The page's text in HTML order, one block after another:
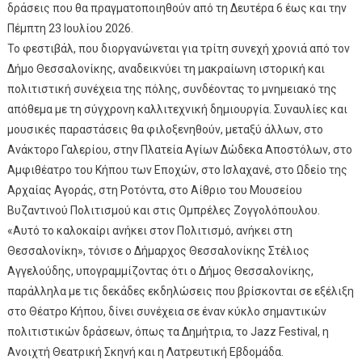
δράσεις που θα πραγματοποιηθούν από τη Δευτέρα 6 έως και την
Πέμπτη 23 Ιουλίου 2026.
Το φεστιβάλ, που διοργανώνεται για τρίτη συνεχή χρονιά από τον
Δήμο Θεσσαλονίκης, αναδεικνύει τη μακραίωνη ιστορική και
πολιτιστική συνέχεια της πόλης, συνδέοντας το μνημειακό της
απόθεμα με τη σύγχρονη καλλιτεχνική δημιουργία. Συναυλίες και
μουσικές παραστάσεις θα φιλοξενηθούν, μεταξύ άλλων, στο
Ανάκτορο Γαλερίου, στην Πλατεία Αγίων Δώδεκα Αποστόλων, στο
Αμφιθέατρο του Κήπου των Εποχών, στο Ισλαχανέ, στο Ωδείο της
Αρχαίας Αγοράς, στη Ροτόντα, στο Αίθριο του Μουσείου
Βυζαντινού Πολιτισμού και στις Ομπρέλες Ζογγολόπουλου.
«Αυτό το καλοκαίρι ανήκει στον Πολιτισμό, ανήκει στη
Θεσσαλονίκη», τόνισε ο Δήμαρχος Θεσσαλονίκης Στέλιος
Αγγελούδης, υπογραμμίζοντας ότι ο Δήμος Θεσσαλονίκης,
παράλληλα με τις δεκάδες εκδηλώσεις που βρίσκονται σε εξέλιξη
στο Θέατρο Κήπου, δίνει συνέχεια σε έναν κύκλο σημαντικών
πολιτιστικών δράσεων, όπως τα Δημήτρια, το Jazz Festival, η
Ανοιχτή Θεατρική Σκηνή και η Λατρευτική Εβδομάδα.